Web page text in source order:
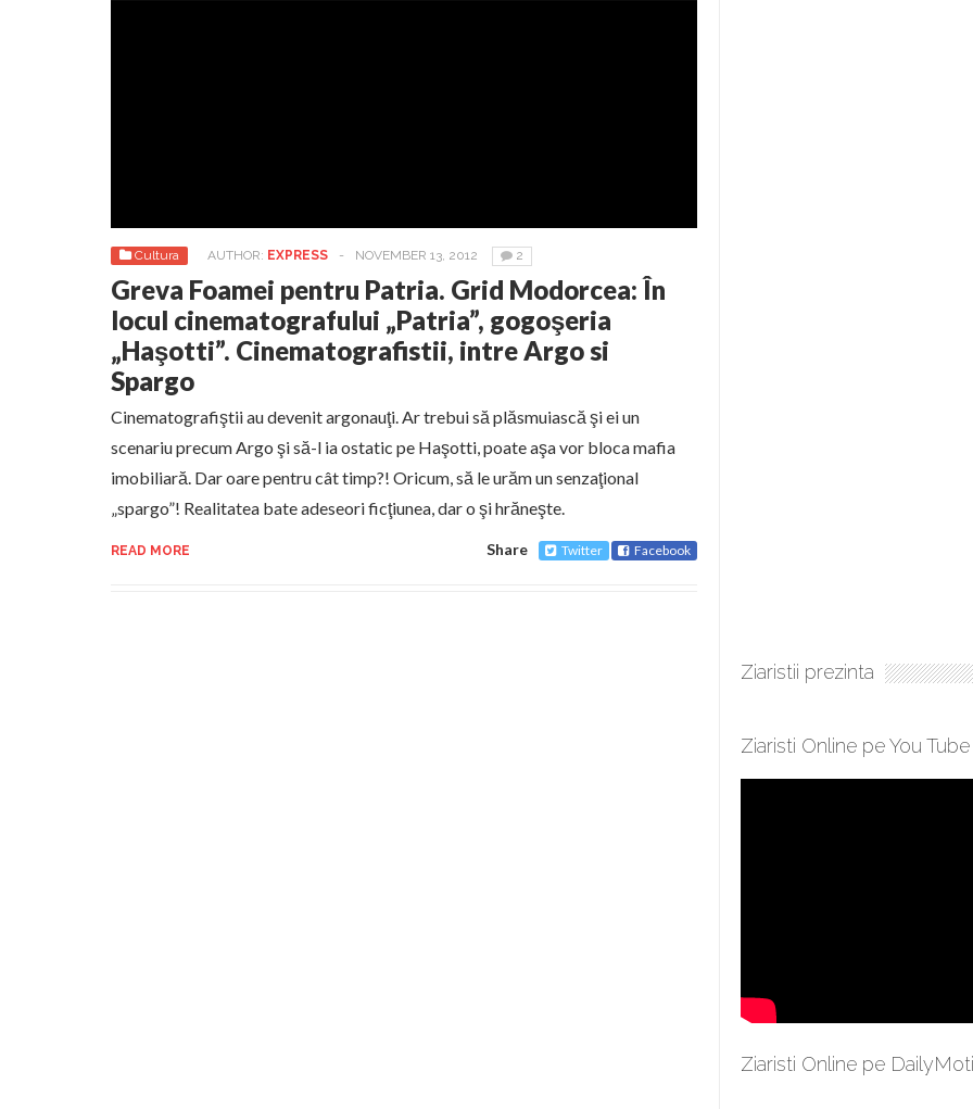
Cultura AUTHOR: EXPRESS - NOVEMBER 13, 2012 2
Greva Foamei pentru Patria. Grid Modorcea: În
locul cinematografului „Patria”, gogoşeria
„Haşotti”. Cinematografistii, intre Argo si
Spargo
Cinematografiştii au devenit argonauţi. Ar trebui să plăsmuiască şi ei un
scenariu precum Argo şi să-l ia ostatic pe Haşotti, poate aşa vor bloca mafia
imobiliară. Dar oare pentru cât timp?! Oricum, să le urăm un senzaţional
„spargo”! Realitatea bate adeseori ficţiunea, dar o şi hrăneşte.
READ MORE Share Twitter Facebook
Ziaristii prezinta
Ziaristi Online pe You Tube
Ziaristi Online pe